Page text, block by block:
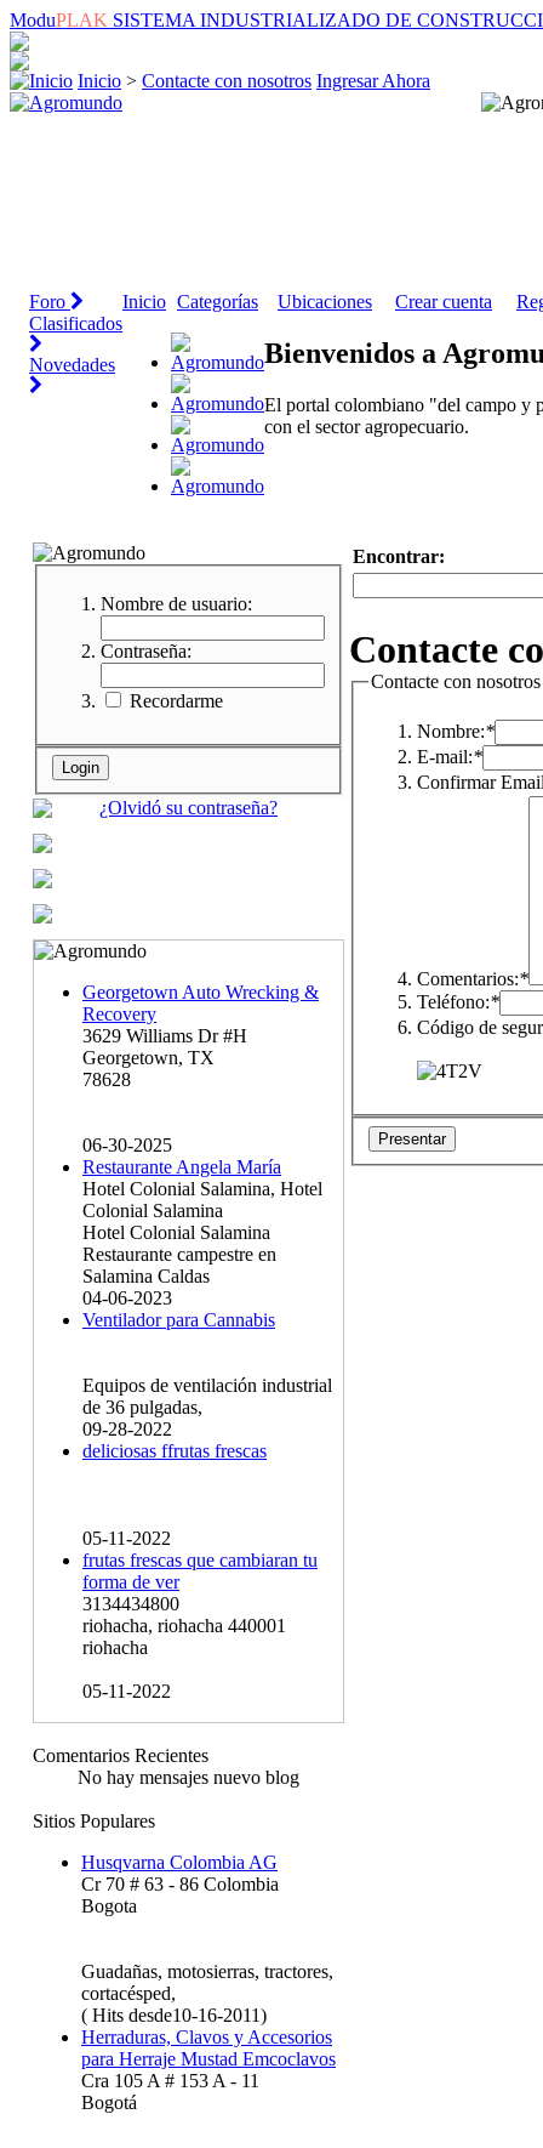
ModuPLAK SISTEMA INDUSTRIALIZADO DE
Inicio > Contacte con nosotros Ingresar Ahora
Foro
Clasificados
Novedades
Inicio Categorías Ubicaciones Crear cuenta
Bienvenidos a
El portal colombiano "del campo y
con el sector agropecuario.
Nombre de usuario:
Contraseña:
Recordarme
¿Olvidó su contraseña?
Georgetown Auto Wrecking &
Recovery
3629 Williams Dr #H
Georgetown, TX
78628
06-30-2025
Restaurante Angela María
Hotel Colonial Salamina, Hotel
Colonial Salamina
Hotel Colonial Salamina
Restaurante campestre en
Salamina Caldas
04-06-2023
Ventilador para Cannabis
Equipos de ventilación industrial
de 36 pulgadas,
09-28-2022
deliciosas ffrutas frescas
05-11-2022
frutas frescas que cambiaran tu
forma de ver
3134434800
riohacha, riohacha 440001
riohacha
05-11-2022
Comentarios Recientes
No hay mensajes nuevo blog
Sitios Populares
Husqvarna Colombia AG
Cr 70 # 63 - 86 Colombia
Bogota
Guadañas, motosierras, tractores,
cortacésped,
( Hits desde10-16-2011)
Herraduras, Clavos y Accesorios
para Herraje Mustad Emcoclavos
Cra 105 A # 153 A - 11
Bogotá
Encontrar:
Contacte
Contacte con nosotros
Nombre:*
E-mail:*
Confirmar
Comentarios:*
Teléfono:*
Código de